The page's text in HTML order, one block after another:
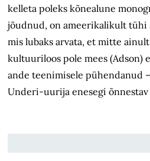
kelleta poleks kõnealune
jõudnud, on ameerikalikult tühi
mis lubaks arvata, et mitte
kultuuriloos pole mees (Adson)
ande teenimisele pühendanud
Underi-uurija enesegi õnnestav